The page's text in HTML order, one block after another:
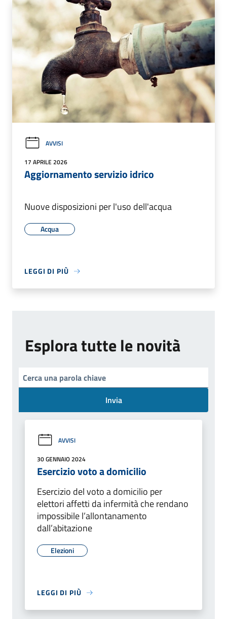
AVVISI
17 APRILE 2026
Aggiornamento servizio idrico
Nuove disposizioni per l'uso dell'acqua
Acqua
LEGGI DI PIÙ
Esplora tutte le novità
Invia
AVVISI
30 GENNAIO 2024
Esercizio voto a domicilio
Esercizio del voto a domicilio per
elettori affetti da infermità che rendano
impossibile l’allontanamento
dall’abitazione
Elezioni
LEGGI DI PIÙ